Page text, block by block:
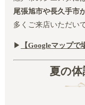
尾張旭市や長久手市
多くご来店いただい
▶︎ 【Googleマップで
夏の